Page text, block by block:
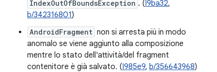
IndexOutOfBoundsException . (I9ba32,
b/342316801)
AndroidFragment non si arresta più in modo
anomalo se viene aggiunto alla composizione
mentre lo stato dell'attività/del fragment
contenitore è già salvato. (I985e9, b/356643968)